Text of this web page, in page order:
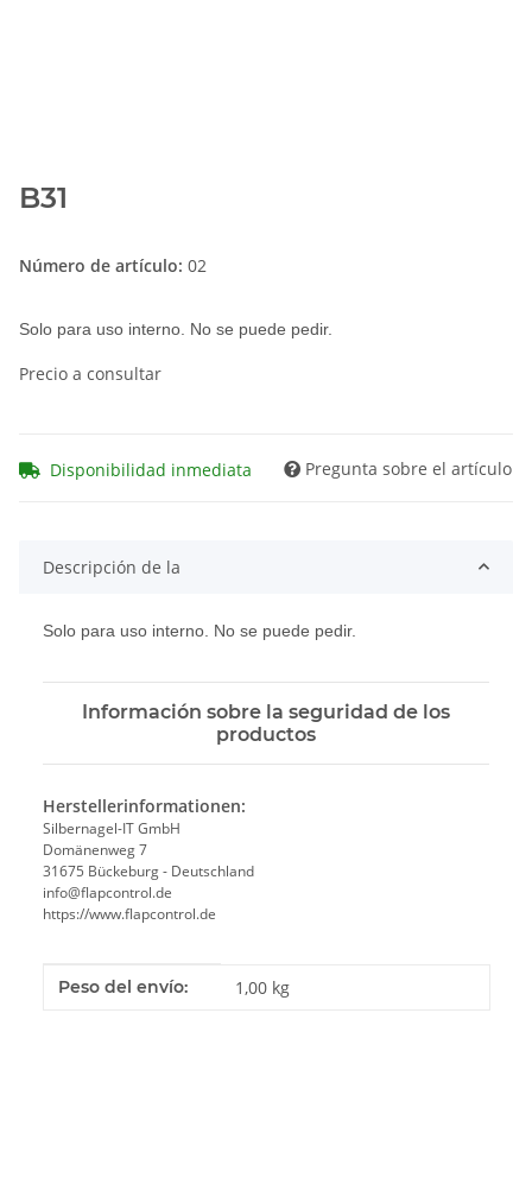
B31
Número de artículo: 02
Solo para uso interno. No se puede pedir.
Precio a consultar
Disponibilidad inmediata Pregunta sobre el artículo
Descripción de la
Solo para uso interno. No se puede pedir.
Información sobre la seguridad de los
productos
Herstellerinformationen:
Silbernagel-IT GmbH
Domänenweg 7
31675 Bückeburg - Deutschland
info@flapcontrol.de
https://www.flapcontrol.de
#productDetails.itemInformation#
#productDetails.itemValue#
Peso del envío: 1,00 kg